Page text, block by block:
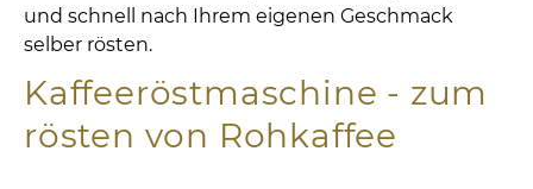
und schnell nach Ihrem eigenen Geschmack
selber rösten.
Kaffeeröstmaschine - zum
rösten von Rohkaffee